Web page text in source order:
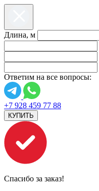
Длина, м
Ответим на все вопросы:
+7 928 459 77 88
КУПИТЬ
Спасибо за заказ!